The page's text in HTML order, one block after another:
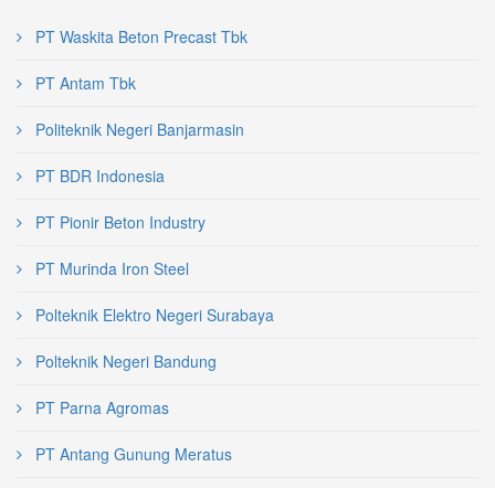
PT Waskita Beton Precast Tbk
PT Antam Tbk
Politeknik Negeri Banjarmasin
PT BDR Indonesia
PT Pionir Beton Industry
PT Murinda Iron Steel
Polteknik Elektro Negeri Surabaya
Polteknik Negeri Bandung
PT Parna Agromas
PT Antang Gunung Meratus